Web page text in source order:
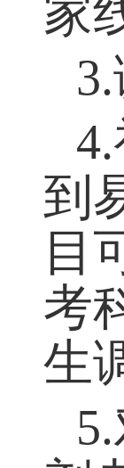
2.
3.
4.
到
目
考